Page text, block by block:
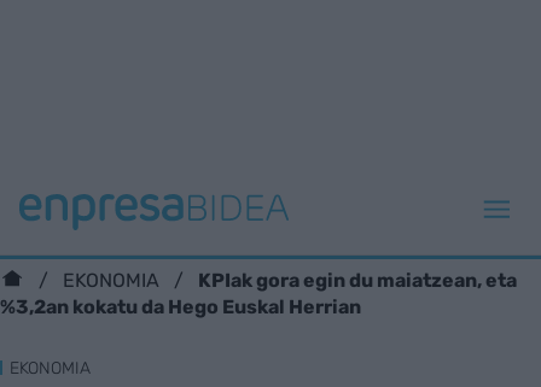
EKONOMIA
KPIak gora egin du maiatzean, eta
%3,2an kokatu da Hego Euskal Herrian
EKONOMIA